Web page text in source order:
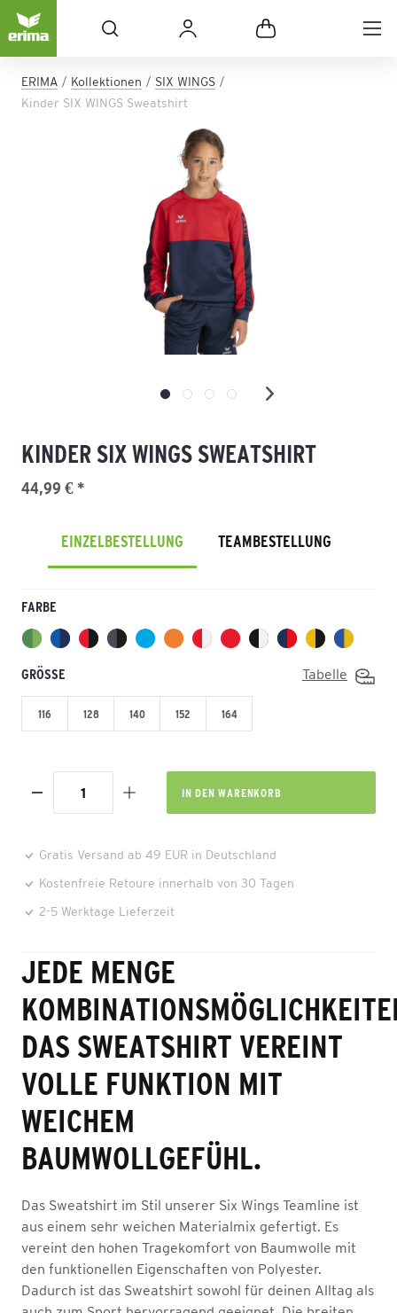
ERIMA Kollektionen
SIX WINGS
Kinder SIX WINGS Sweatshirt
KINDER SIX WINGS SWEATSHIRT
44,99 € *
EINZELBESTELLUNG TEAMBESTELLUNG
FARBE
GRÖSSE Tabelle
116 128 140 152 164
IN DEN WARENKORB
Gratis Versand ab 49 EUR in Deutschland
Kostenfreie Retoure innerhalb von 30 Tagen
2-5 Werktage Lieferzeit
JEDE MENGE
DAS SWEATSHIRT VEREINT
VOLLE FUNKTION MIT
WEICHEM
BAUMWOLLGEFÜHL.
Das Sweatshirt im Stil unserer Six Wings Teamline ist
aus einem sehr weichen Materialmix gefertigt. Es
vereint den hohen Tragekomfort von Baumwolle mit
den funktionellen Eigenschaften von Polyester.
Dadurch ist das Sweatshirt sowohl für deinen Alltag als